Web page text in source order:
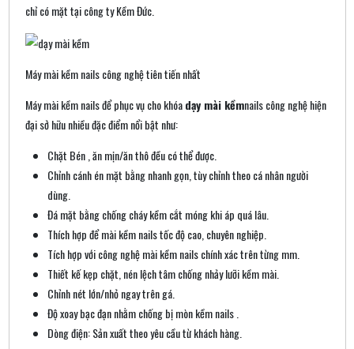
chỉ có mặt tại công ty Kềm Đức.
Máy mài kềm nails công nghệ tiên tiến nhất
Máy mài kềm nails để phục vụ cho khóadạy mài kềmnails công nghệ hiện
đại sở hữu nhiều đặc điểm nổi bật như:
Chặt Bén , ăn mịn/ăn thô đều có thể được.
Chỉnh cánh én mặt bằng nhanh gọn, tùy chỉnh theo cá nhân người
dùng.
Đá mặt bằng chống cháy kềm cắt móng khi áp quá lâu.
Thích hợp để mài kềm nails tốc độ cao, chuyên nghiệp.
Tích hợp với công nghệ mài kềm nails chính xác trên từng mm.
Thiết kế kẹp chặt, nén lệch tâm chống nhảy lưỡi kềm mài.
Chỉnh nét lớn/nhỏ ngay trên gá.
Độ xoay bạc đạn nhằm chống bị mòn kềm nails .
Dòng điện: Sản xuất theo yêu cầu từ khách hàng.